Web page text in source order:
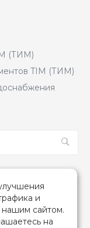
(ТИМ)
TIM (ТИМ)
и
сайтом.
на